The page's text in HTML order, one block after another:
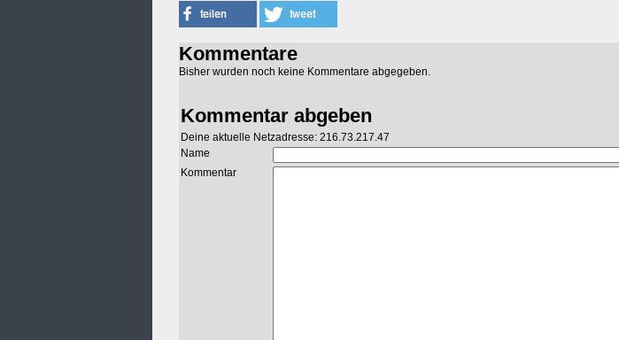
Kommentare
Bisher wurden noch keine Kommentare abgegeben.
Kommentar abgeben
Deine aktuelle Netzadresse: 216.73.217.47
Name
Kommentar